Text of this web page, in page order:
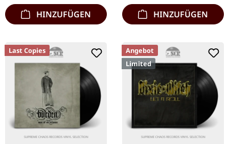
HINZUFÜGEN HINZUFÜGEN
Last Copies
Angebot
Limited